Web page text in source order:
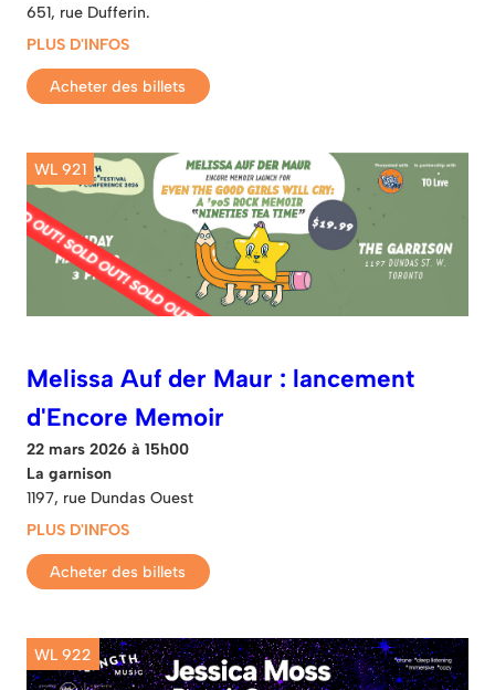
651, rue Dufferin.
PLUS D'INFOS
Acheter des billets
WL 921
Melissa Auf der Maur : lancement
d'Encore Memoir
22 mars 2026 à 15h00
La garnison
1197, rue Dundas Ouest
PLUS D'INFOS
Acheter des billets
WL 922